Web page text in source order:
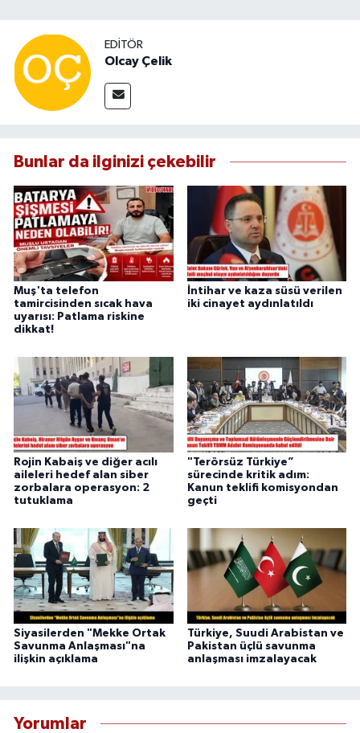
EDITÖR
Olcay Çelik
Bunlar da ilginizi çekebilir
Muş'ta telefon
tamircisinden sıcak hava
uyarısı: Patlama riskine
dikkat!
İntihar ve kaza süsü verilen
iki cinayet aydınlatıldı
Rojin Kabaiş ve diğer acılı
aileleri hedef alan siber
zorbalara operasyon: 2
tutuklama
"Terörsüz Türkiye”
sürecinde kritik adım:
Kanun teklifi komisyondan
geçti
Siyasilerden "Mekke Ortak
Savunma Anlaşması"na
ilişkin açıklama
Türkiye, Suudi Arabistan ve
Pakistan üçlü savunma
anlaşması imzalayacak
Yorumlar